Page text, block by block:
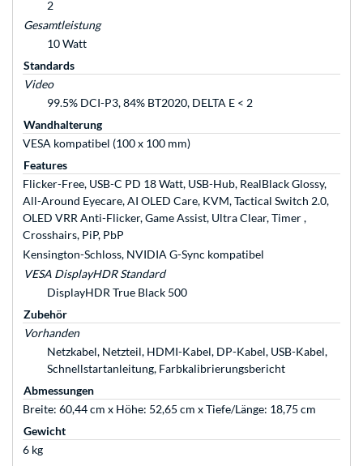
2
Gesamtleistung
10 Watt
Standards
Video
99.5% DCI-P3, 84% BT2020, DELTA E < 2
Wandhalterung
VESA kompatibel (100 x 100 mm)
Features
Flicker-Free, USB-C PD 18 Watt, USB-Hub, RealBlack Glossy,
All-Around Eyecare, AI OLED Care, KVM, Tactical Switch 2.0,
OLED VRR Anti-Flicker, Game Assist, Ultra Clear, Timer ,
Crosshairs, PiP, PbP
Kensington-Schloss, NVIDIA G-Sync kompatibel
VESA DisplayHDR Standard
DisplayHDR True Black 500
Zubehör
Vorhanden
Netzkabel, Netzteil, HDMI-Kabel, DP-Kabel, USB-Kabel,
Schnellstartanleitung, Farbkalibrierungsbericht
Abmessungen
Breite: 60,44 cm x Höhe: 52,65 cm x Tiefe/Länge: 18,75 cm
Gewicht
6 kg